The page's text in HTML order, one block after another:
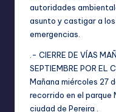
autoridades
asunto y castigar a
emergencias.
.- CIERRE DE VÍAS
SEPTIEMBRE POR EL
Mañana miércoles 27
recorrido en el parque
ciudad de Pereira .